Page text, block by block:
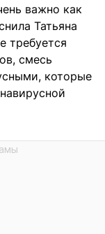
важно как
Татьяна
требуется
смесь
которые